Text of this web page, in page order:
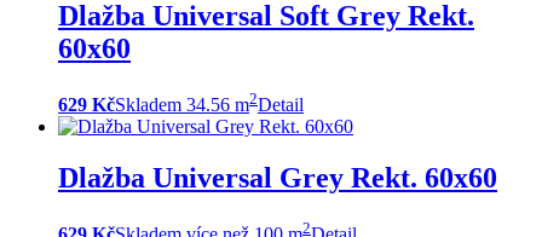
Dlažba Universal Soft Grey Rekt.
60x60
629 KčSkladem 34.56 m2Detail
Dlažba Universal Grey Rekt. 60x60
2